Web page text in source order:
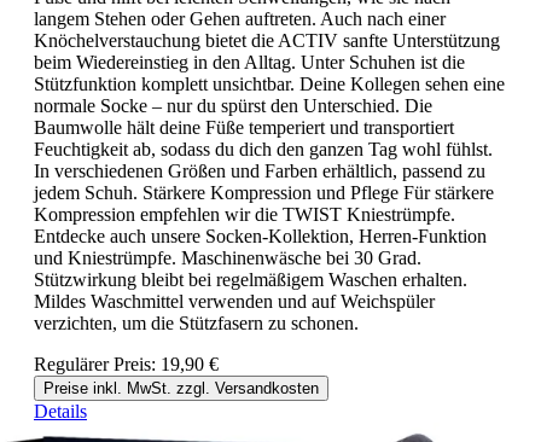
langem Stehen oder Gehen auftreten. Auch nach einer
Knöchelverstauchung bietet die ACTIV sanfte Unterstützung
beim Wiedereinstieg in den Alltag. Unter Schuhen ist die
Stützfunktion komplett unsichtbar. Deine Kollegen sehen eine
normale Socke – nur du spürst den Unterschied. Die
Baumwolle hält deine Füße temperiert und transportiert
Feuchtigkeit ab, sodass du dich den ganzen Tag wohl fühlst.
In verschiedenen Größen und Farben erhältlich, passend zu
jedem Schuh. Stärkere Kompression und Pflege Für stärkere
Kompression empfehlen wir die TWIST Kniestrümpfe.
Entdecke auch unsere Socken-Kollektion, Herren-Funktion
und Kniestrümpfe. Maschinenwäsche bei 30 Grad.
Stützwirkung bleibt bei regelmäßigem Waschen erhalten.
Mildes Waschmittel verwenden und auf Weichspüler
verzichten, um die Stützfasern zu schonen.
Regulärer Preis: 19,90 €
Preise inkl. MwSt. zzgl. Versandkosten
Details